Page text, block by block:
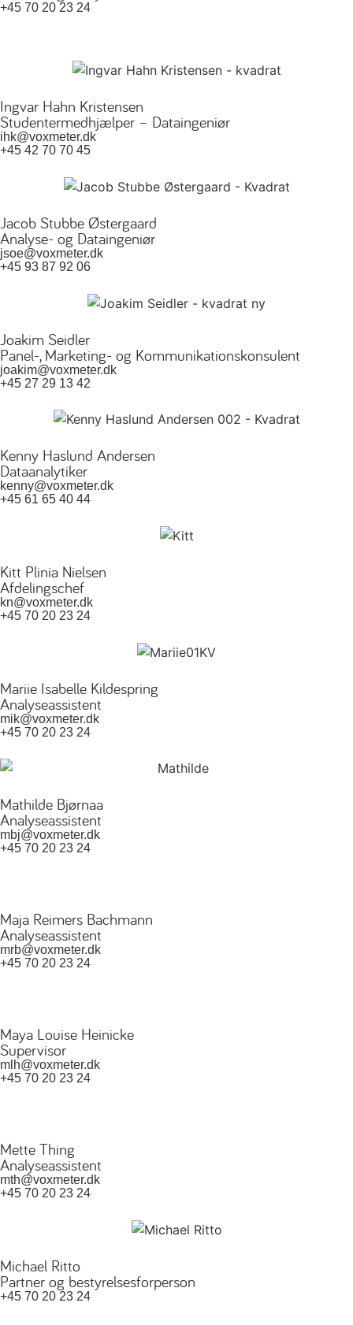
+45 70 20 23 24
Ingvar Hahn Kristensen
Studentermedhjælper – Dataingeniør
ihk@voxmeter.dk
+45 42 70 70 45
Jacob Stubbe Østergaard
Analyse- og Dataingeniør
jsoe@voxmeter.dk
+45 93 87 92 06
Joakim Seidler
Panel-, Marketing- og Kommunikationskonsulent
joakim@voxmeter.dk
+45 27 29 13 42
Kenny Haslund Andersen
Dataanalytiker
kenny@voxmeter.dk
+45 61 65 40 44
Kitt Plinia Nielsen
Afdelingschef
kn@voxmeter.dk
+45 70 20 23 24
Mariie Isabelle Kildespring
Analyseassistent
mik@voxmeter.dk
+45 70 20 23 24
Mathilde Bjørnaa
Analyseassistent
mbj@voxmeter.dk
+45 70 20 23 24
Maja Reimers Bachmann
Analyseassistent
mrb@voxmeter.dk
+45 70 20 23 24
Maya Louise Heinicke
Supervisor
mlh@voxmeter.dk
+45 70 20 23 24
Mette Thing
Analyseassistent
mth@voxmeter.dk
+45 70 20 23 24
Michael Ritto
Partner og bestyrelsesforperson
+45 70 20 23 24